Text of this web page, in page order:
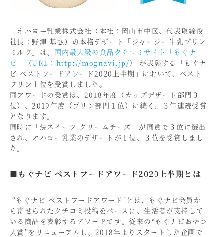
オハヨー乳業株式会社（本社：岡山市中区、代表取締役
社長：野津 基弘）の本格デザート「ジャージー牛乳プリン
ミルク」は、 国内最大級の食品クチコミサイト「もぐナ
ビ」（URL：http://mognavi.jp/）
が表彰する「もぐナ
ビ ベストフードアワード2020上半期」において、ベスト
プリン１位を受賞しました。
同アワードの受賞は、2018年度（カップデザート部門３
位）、2019年度（プリン部門１位）に続く、３年連続受賞
となります。
同時に「焼スイーツ クリームチーズ」が同賞で３位に選出
され、オハヨー乳業のデザートが１位、３位を受賞しまし
た。
■もぐナビ ベストフードアワード2020上半期とは
“もぐナビ ベストフードアワード”とは、もぐナビ会員か
ら寄せられたクチコミ投稿をベースに、生活者が支持して
いる商品を表彰するアワードです。従来の“もぐナビおやつ
大賞”をリニューアルし、2018年よりスタートした企画で